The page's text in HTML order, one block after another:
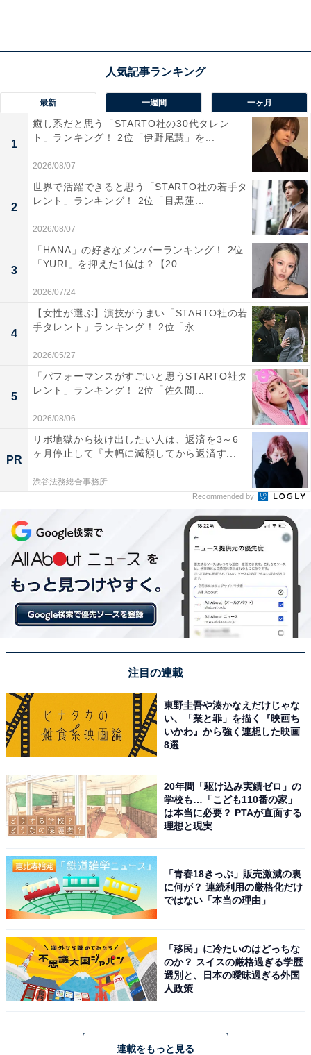
に対し日高屋で食べた天津飯は甘酢餡で衝撃を受けた。
いつも味玉中華そばしか頼まなかった私が天津飯も頼む
ようになった。それくらい衝撃的でおいしかったので
（40歳女性／東京都）」「元々天津飯が好きなのだが日
高屋では先日初めて食べてみたが、とても美味しかっ
た。これからは天津飯を頼む回数は増えると思う（50歳
女性／東京都）」「自宅では再現できない絶妙な味わい
でおいしいから（42歳女性／東京都）」など、今まで食
べていた天津飯とは違うという声もありました。
ほかにも、「ふわふわの卵と甘辛い餡が美味しいからで
す（35歳女性／千葉県）」「チャーハンだけでは物足り
ないときによく注文する。あんかけが他店よりもおいし
い気がするから（29歳女性／愛知県）」「甘酸っぱい味
付けが好みです（33歳女性／鹿児島県）」など、かんき
つ類の果汁を加えたフルーティーな“あん”がおいしいと
いう声も多く寄せられました。
出典：日高屋
ーな唐揚げを、添え物のキャベツやマヨネーズと一緒に
頬張れば、こってりした味わいで満足度も上がります。
凍単品の袋を買う位、家庭でも食べるくらい美味しい
最新 一週間 一ヶ月
1
癒し系だと思う「STARTO社の30代タレン
ト」ランキング！ 2位「伊野尾慧」を...
2026/08/07
2
世界で活躍できると思う「STARTO社の若手タ
レント」ランキング！ 2位「目黒蓮...
2026/08/07
3
「HANA」の好きなメンバーランキング！ 2位
「YURI」を抑えた1位は？【20...
2026/07/24
4
【女性が選ぶ】演技がうまい「STARTO社の若
手タレント」ランキング！ 2位「永...
2026/05/27
5
「パフォーマンスがすごいと思うSTARTO社タ
レント」ランキング！ 2位「佐久間...
2026/08/06
PR
リボ地獄から抜け出したい人は、返済を3～6
ヶ月停止して『大幅に減額してから返済す...
渋谷法務総合事務所
Recommended by
注目の連載
東野圭吾や湊かなえだけじゃな
い、「業と罪」を描く『映画ち
いかわ』から強く連想した映画
8選
20年間「駆け込み実績ゼロ」の
学校も…「こども110番の家」
は本当に必要？ PTAが直面する
理想と現実
「青春18きっぷ」販売激減の裏
に何が？ 連続利用の厳格化だけ
ではない「本当の理由」
「移民」に冷たいのはどっちな
のか？ スイスの厳格過ぎる学歴
選別と、日本の曖昧過ぎる外国
人政策
連載をもっと見る